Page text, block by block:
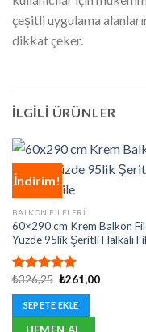
çeşitli uygulama
dikkat çeker.
İLGILI ÜRÜNLER
İndirim!
BALKON FILELERI
60×290 cm Krem Balkon
Yüzde 95lik Şeritli Halkalı
5 üzerinden
5.00oy
aldı
₺326,25 Orijinal
₺326,25.
₺261,00Şu
SEPETE EKLE